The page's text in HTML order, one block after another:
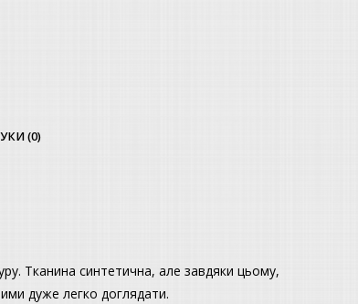
(0)
Тканина синтетична, але завдяки цьому,
дуже легко доглядати.